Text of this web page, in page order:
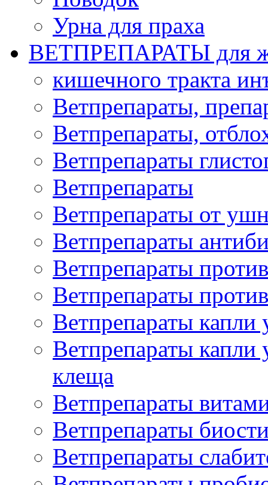
Урна для праха
ВЕТПРЕПАРАТЫ для
кишечного тракта
Ветпрепараты,
Ветпрепараты,
Ветпрепараты
Ветпрепараты
Ветпрепараты от
Ветпрепараты
Ветпрепараты
Ветпрепараты
Ветпрепараты
Ветпрепараты
клеща
Ветпрепараты
Ветпрепараты
Ветпрепараты